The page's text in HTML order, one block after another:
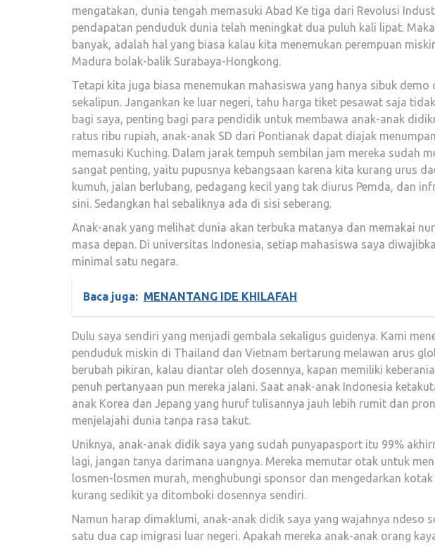
mengatakan, dunia tengah memasuki Abad Ke tiga dari Revolusi
pendapatan penduduk dunia telah meningkat dua puluh kali lipat.
banyak, adalah hal yang biasa kalau kita menemukan perempuan
Madura bolak-balik Surabaya-Hongkong.
Tetapi kita juga biasa menemukan mahasiswa yang hanya sibuk demo
sekalipun. Jangankan ke luar negeri, tahu harga tiket pesawat saja
bagi saya, penting bagi para pendidik untuk membawa anak-anak
ratus ribu rupiah, anak-anak SD dari Pontianak dapat diajak
memasuki Kuching. Dalam jarak tempuh sembilan jam mereka sudah
sangat penting, yaitu pupusnya kebangsaan karena kita kurang urus
kumuh, jalan berlubang, pedagang kecil yang tak diurus Pemda, dan
sini. Sedangkan hal sebaliknya ada di sisi seberang.
Anak-anak yang melihat dunia akan terbuka matanya dan memakai
masa depan. Di universitas Indonesia, setiap mahasiswa saya
minimal satu negara.
Baca juga: MENANTANG IDE KHILAFAH
Dulu saya sendiri yang menjadi gembala sekaligus guidenya. Kami
penduduk miskin di Thailand dan Vietnam bertarung melawan arus
berubah pikiran, kalau diantar oleh dosennya, kapan memiliki
penuh pertanyaan pun mereka jalani. Saat anak-anak Indonesia
anak Korea dan Jepang yang huruf tulisannya jauh lebih rumit dan
menjelajahi dunia tanpa rasa takut.
Uniknya, anak-anak didik saya yang sudah punyapasport itu 99%
lagi, jangan tanya darimana uangnya. Mereka memutar otak untuk
losmen-losmen murah, menghubungi sponsor dan mengedarkan
kurang sedikit ya ditomboki dosennya sendiri.
Namun harap dimaklumi, anak-anak didik saya yang wajahnya ndeso
satu dua cap imigrasi luar negeri. Apakah mereka anak-anak orang